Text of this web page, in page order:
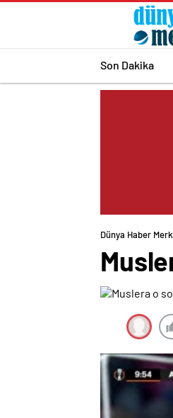
Son Dakika
Dünya Haber